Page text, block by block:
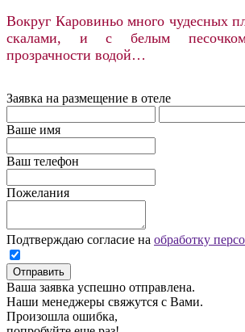
Вокруг Каровиньо много чудесных
скалами, и с белым
прозрачности водой…
Заявка на размещение в отеле
Ваше имя
Ваш телефон
Пожелания
Подтверждаю согласие на обработку
Отправить
Ваша заявка успешно отправлена.
Наши менеджеры свяжутся с Вами.
Произошла ошибка,